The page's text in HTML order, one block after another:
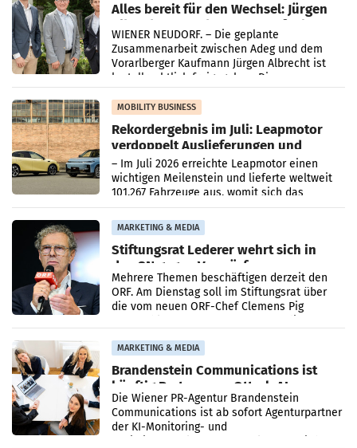
Alles bereit für den Wechsel: Jürgen
Albrecht setzt ab 1.1.2027 auf Adeg
WIENER NEUDORF. – Die geplante
Zusammenarbeit zwischen Adeg und dem
Vorarlberger Kaufmann Jürgen Albrecht ist
kartellrechtlich freigegeben: Die
Bundeswettbewerbsbehörde und der
Bundeskartellanwalt
MOBILITY BUSINESS
Rekordergebnis im Juli: Leapmotor
verdoppelt Auslieferungen und
überschreitet die 100.000er-Marke
– Im Juli 2026 erreichte Leapmotor einen
wichtigen Meilenstein und lieferte weltweit
101.267 Fahrzeuge aus, womit sich das
Ergebnis gegenüber Juli 2025 mehr als
verdoppelte (+102
MARKETING & MEDIA
Stiftungsrat Lederer wehrt sich in
den SN gegen Vorwürfe
Mehrere Themen beschäftigen derzeit den
ORF. Am Dienstag soll im Stiftungsrat über
die vom neuen ORF-Chef Clemens Pig
MARKETING & MEDIA
Brandenstein Communications ist
künftig Partner von OtterlyAI
Die Wiener PR-Agentur Brandenstein
Communications ist ab sofort Agenturpartner
der KI-Monitoring- und